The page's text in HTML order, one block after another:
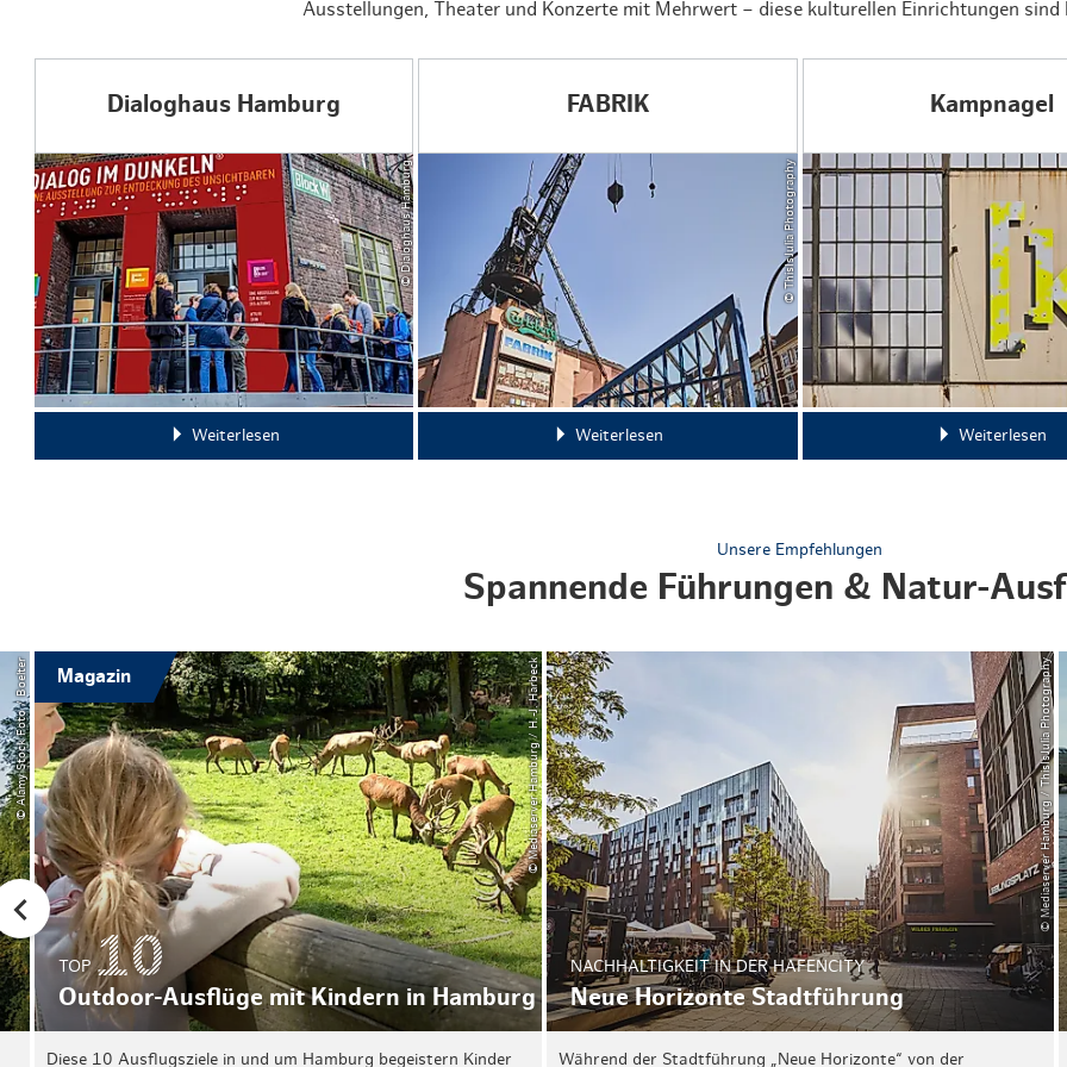
Ausstellungen, Theater und Konzerte mit Mehrwert – diese kulturellen Einrichtungen sind
Dialoghaus Hamburg
© Dialoghaus Hamburg
Weiterlesen
FABRIK
© ThisIsJulia Photography
Weiterlesen
Kampnagel
Weiterlesen
Unsere Empfehlungen
Spannende Führungen & Natur-
© Alamy Stock Foto / Boelter © Mediaserver Hamburg / H.-J. Harbeck
TOP
Outdoor-Ausflüge mit Kindern in Hamburg
Magazin
Diese 10 Ausflugsziele in und um Hamburg begeistern Kinder
© Mediaserver Hamburg / ThisIsJulia Photography
NACHHALTIGKEIT IN DER HAFENCITY
Neue Horizonte Stadtführung
Während der Stadtführung „Neue Horizonte“ von der